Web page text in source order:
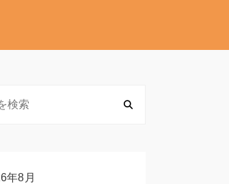
年8月